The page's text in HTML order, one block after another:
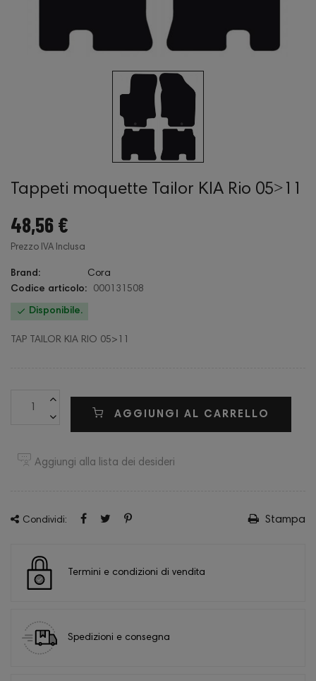
Tappeti moquette Tailor KIA Rio 05˃11
48,56 €
Prezzo IVA Inclusa
Brand:
Cora
Codice articolo:
000131508
 Disponibile.
TAP TAILOR KIA RIO 05>11
AGGIUNGI AL CARRELLO
Aggiungi alla lista dei desideri
Condividi: Stampa
Termini e condizioni di vendita
Spedizioni e consegna